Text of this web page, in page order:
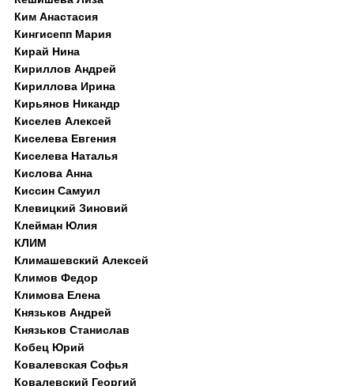
Ким Анастасия
Кингисепп Мария
Кирай Нина
Кириллов Андрей
Кириллова Ирина
Кирьянов Никандр
Киселев Алексей
Киселева Евгения
Киселева Наталья
Кислова Анна
Киссин Самуил
Клевицкий Зиновий
Клейман Юлия
КЛИМ
Климашевский Алексей
Климов Федор
Климова Елена
Князьков Андрей
Князьков Станислав
Кобец Юрий
Ковалевская Софья
Ковалевский Георгий